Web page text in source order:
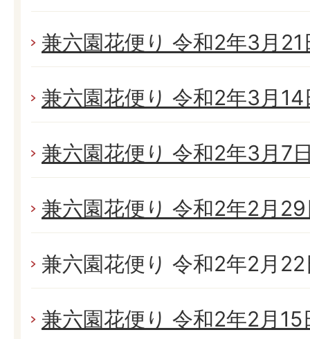
兼六園花便り 令和2年3月
兼六園花便り 令和2年3月
兼六園花便り 令和2年3月7
兼六園花便り 令和2年2月
兼六園花便り 令和2年2月
兼六園花便り 令和2年2月